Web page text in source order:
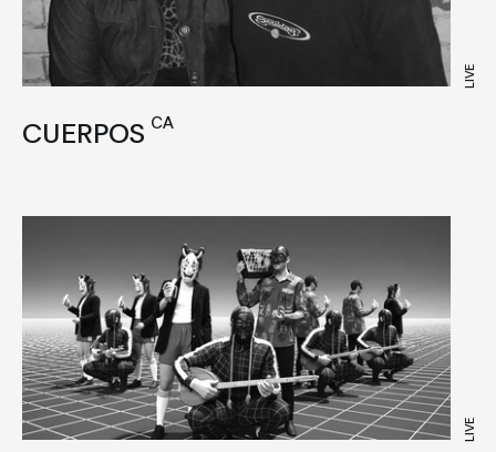
Jungle
Post Punk
Radio Art
RnB
Sound Art
Tech House
LIVE
CUERPOS CA
LIVE